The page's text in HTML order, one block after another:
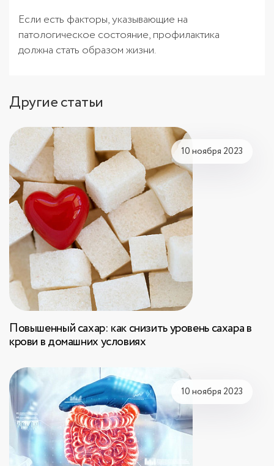
Если есть факторы, указывающие на
патологическое состояние, профилактика
должна стать образом жизни.
Другие статьи
10 ноября 2023
Повышенный сахар: как снизить уровень сахара в
крови в домашних условиях
10 ноября 2023